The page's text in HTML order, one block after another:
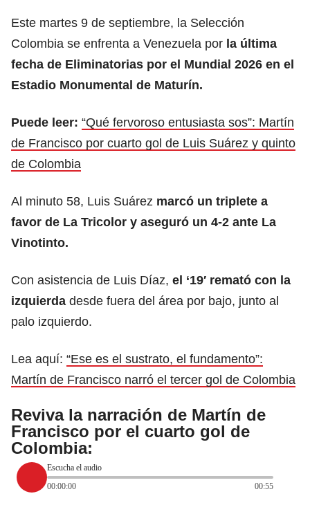
Este martes 9 de septiembre, la Selección
Colombia se enfrenta a Venezuela por la última
fecha de Eliminatorias por el Mundial 2026 en el
Estadio Monumental de Maturín.
Puede leer: “Qué fervoroso entusiasta sos”: Martín
de Francisco por cuarto gol de Luis Suárez y quinto
de Colombia
Al minuto 58, Luis Suárez marcó un triplete a
favor de La Tricolor y aseguró un 4-2 ante La
Vinotinto.
Con asistencia de Luis Díaz, el ‘19′ remató con la
izquierda desde fuera del área por bajo, junto al
palo izquierdo.
Lea aquí: “Ese es el sustrato, el fundamento”:
Martín de Francisco narró el tercer gol de Colombia
Reviva la narración de Martín de
Francisco por el cuarto gol de
Colombia:
Escucha el audio
00:00:00
00:55